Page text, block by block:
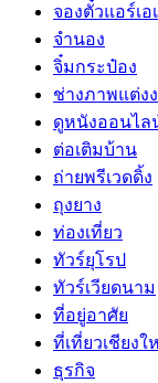
จองตั๋วแอร์เอ
จำนอง
จิ๋มกระป๋อง
ช่างภาพแต่ง
ดูหนังออนไล
ต่อเติมบ้าน
ถ่ายพรีเวดดิ้ง
ถุงยาง
ท่องเที่ยว
ทัวร์ยุโรป
ทัวร์เวียดนาม
ที่อยู่อาศัย
ที่เที่ยวเชียง
ธุรกิจ